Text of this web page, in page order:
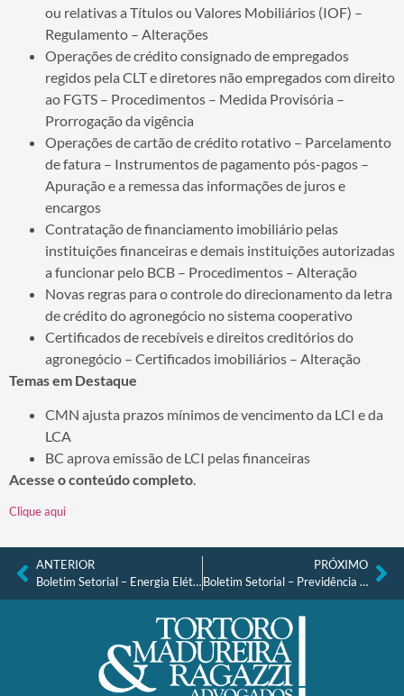
ou relativas a Títulos ou Valores Mobiliários (IOF) –
Regulamento – Alterações
Operações de crédito consignado de empregados
regidos pela CLT e diretores não empregados com direito
ao FGTS – Procedimentos – Medida Provisória –
Prorrogação da vigência
Operações de cartão de crédito rotativo – Parcelamento
de fatura – Instrumentos de pagamento pós-pagos –
Apuração e a remessa das informações de juros e
encargos
Contratação de financiamento imobiliário pelas
instituições financeiras e demais instituições autorizadas
a funcionar pelo BCB – Procedimentos – Alteração
Novas regras para o controle do direcionamento da letra
de crédito do agronegócio no sistema cooperativo
Certificados de recebíveis e direitos creditórios do
agronegócio – Certificados imobiliários – Alteração
Temas em Destaque
CMN ajusta prazos mínimos de vencimento da LCI e da
LCA
BC aprova emissão de LCI pelas financeiras
Acesse o conteúdo completo.
Clique aqui
ANTERIOR
Boletim Setorial – Energia Elétrica nº 52, de junho de 2025
PRÓXIMO
Boletim Setorial – Previdência Complementar, Seguros e Resseguros nº 52, de junho de 2025